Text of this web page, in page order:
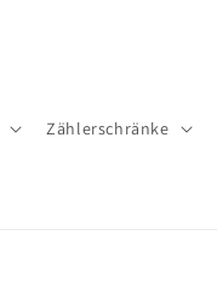
Zäh­ler­schrän­ke